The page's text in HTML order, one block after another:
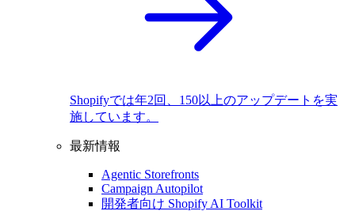
Shopifyでは年2回、150以上のアップデートを実
施しています。
最新情報
Agentic Storefronts
Campaign Autopilot
開発者向け Shopify AI Toolkit